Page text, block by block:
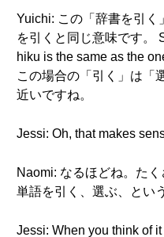
Yuichi: この「辞書を引く
を引くと同じ意味です。
hiku is the same as the
この場合の「引く」は「
近いですね。
Jessi: Oh, that makes
Naomi: なるほどね。た
単語を引く、選ぶ、とい
Jessi: When you think of